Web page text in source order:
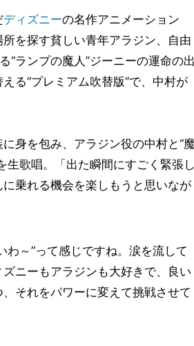
ディズニーの名作アニメーション
を探す貧しい青年アラジン、自由
“ランプの魔人”ジーニーの運命の出
る“プレミアム吹替版”で、中村が
身を包み、アラジン役の中村と“
生歌唱。「出た瞬間にすごく緊張し
乗れる機会を楽しもうと思いなが
わ～”って感じですね。涙を流して
ニーもアラジンも大好きで、良い
それをパワーに変えて挑戦させて